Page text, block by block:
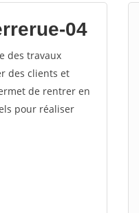
04
des travaux
des clients et
de rentrer en
pour réaliser